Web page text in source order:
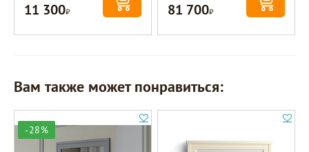
11 300Р 81 700Р
Вам также может понравиться:
-28%